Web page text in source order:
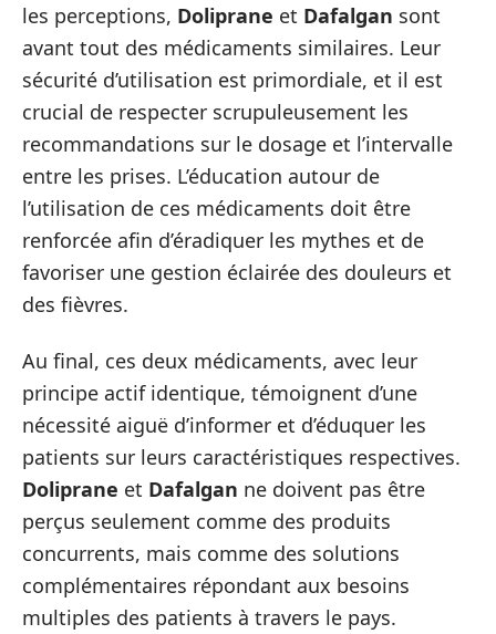
les perceptions, Doliprane et Dafalgan sont
avant tout des médicaments similaires. Leur
sécurité d’utilisation est primordiale, et il est
crucial de respecter scrupuleusement les
recommandations sur le dosage et l’intervalle
entre les prises. L’éducation autour de
l’utilisation de ces médicaments doit être
renforcée afin d’éradiquer les mythes et de
favoriser une gestion éclairée des douleurs et
des fièvres.
Au final, ces deux médicaments, avec leur
principe actif identique, témoignent d’une
nécessité aiguë d’informer et d’éduquer les
patients sur leurs caractéristiques respectives.
Doliprane et Dafalgan ne doivent pas être
perçus seulement comme des produits
concurrents, mais comme des solutions
complémentaires répondant aux besoins
multiples des patients à travers le pays.